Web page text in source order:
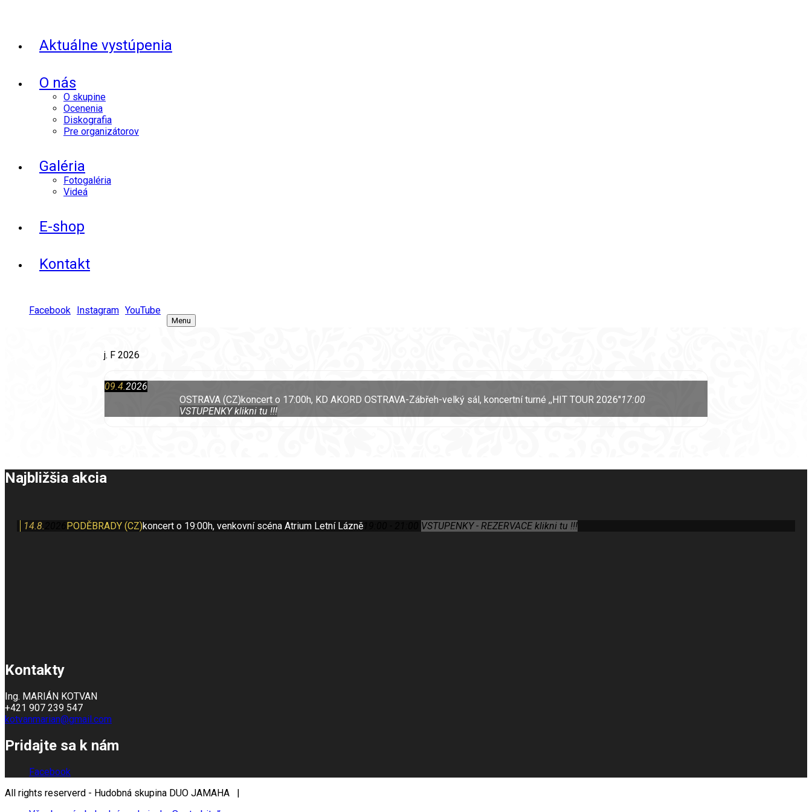
Aktuálne vystúpenia
O nás
O skupine
Ocenenia
Diskografia
Pre organizátorov
Galéria
Fotogaléria
Videá
E-shop
Kontakt
Košík
Facebook Instagram YouTube
Menu
j. F 2026
09.4.2026
OSTRAVA (CZ)koncert o 17:00h, KD AKORD OSTRAVA-Zábřeh-velký sál, koncertní turné ,,HIT TOUR 2026''17:00
VSTUPENKY klikni tu !!!
Najbližšia akcia
14.8. PODĚBRADY (CZ)koncert o 19:00h, venkovní scéna Atrium Letní Lázně VSTUPENKY - REZERVACE klikni tu !!!
Kontakty
Ing. MARIÁN KOTVAN
+421 907 239 547
kotvanmarian@gmail.com
Pridajte sa k nám
Facebook
All rights reserverd - Hudobná skupina DUO JAMAHA |